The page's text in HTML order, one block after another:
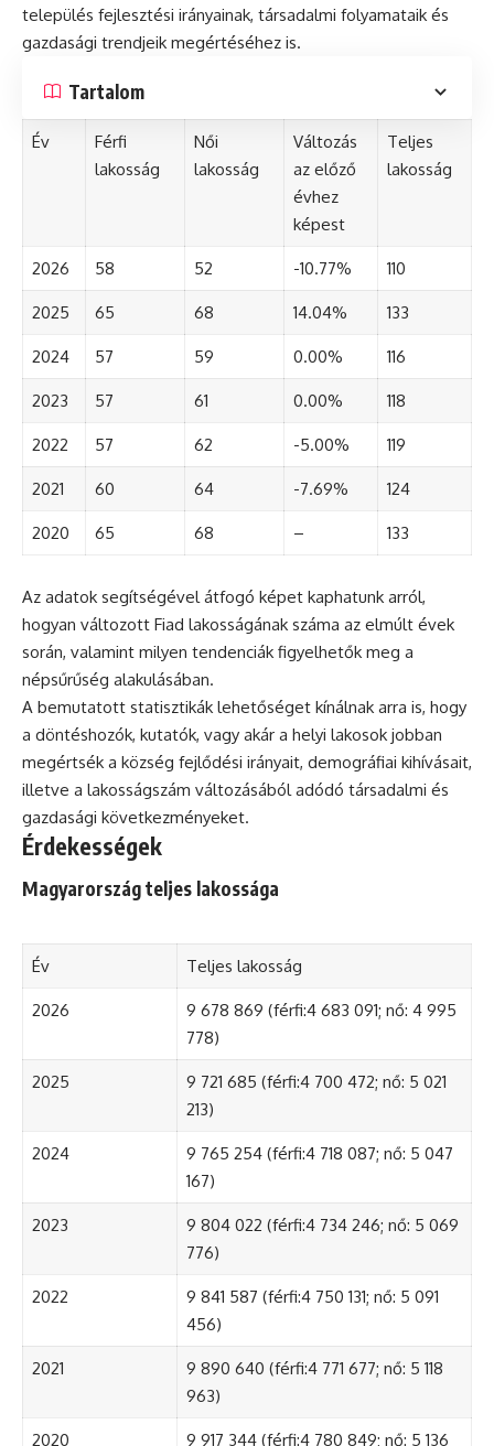
település fejlesztési irányainak, társadalmi folyamataik és
gazdasági trendjeik megértéséhez is.
Tartalom
Év
Férfi
lakosság
Női
lakosság
Változás
az előző
évhez
képest
Teljes
lakosság
2026 58 52 -10.77% 110
2025 65 68 14.04% 133
2024 57 59 0.00% 116
2023 57 61 0.00% 118
2022 57 62 -5.00% 119
2021 60 64 -7.69% 124
2020 65 68 – 133
Az adatok segítségével átfogó képet kaphatunk arról,
hogyan változott Fiad lakosságának száma az elmúlt évek
során, valamint milyen tendenciák figyelhetők meg a
népsűrűség alakulásában.
A bemutatott statisztikák lehetőséget kínálnak arra is, hogy
a döntéshozók, kutatók, vagy akár a helyi lakosok jobban
megértsék a község fejlődési irányait, demográfiai kihívásait,
illetve a lakosságszám változásából adódó társadalmi és
gazdasági következményeket.
Érdekességek
Magyarország teljes lakossága
Év Teljes lakosság
2026
9 678 869 (férfi:4 683 091; nő: 4 995
778)
2025
9 721 685 (férfi:4 700 472; nő: 5 021
213)
2024
9 765 254 (férfi:4 718 087; nő: 5 047
167)
2023
9 804 022 (férfi:4 734 246; nő: 5 069
776)
2022
9 841 587 (férfi:4 750 131; nő: 5 091
456)
2021
9 890 640 (férfi:4 771 677; nő: 5 118
963)
2020
9 917 344 (férfi:4 780 849; nő: 5 136